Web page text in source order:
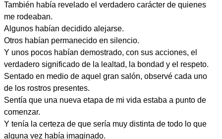
También había revelado el verdadero carácter de quienes
me rodeaban.
Algunos habían decidido alejarse.
Otros habían permanecido en silencio.
Y unos pocos habían demostrado, con sus acciones, el
verdadero significado de la lealtad, la bondad y el respeto.
Sentado en medio de aquel gran salón, observé cada uno
de los rostros presentes.
Sentía que una nueva etapa de mi vida estaba a punto de
comenzar.
Y tenía la certeza de que sería muy distinta de todo lo que
alguna vez había imaginado.